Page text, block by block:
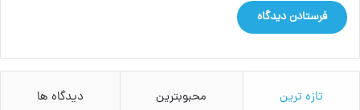
تازه ترین محبوبترین دیدگاه ها